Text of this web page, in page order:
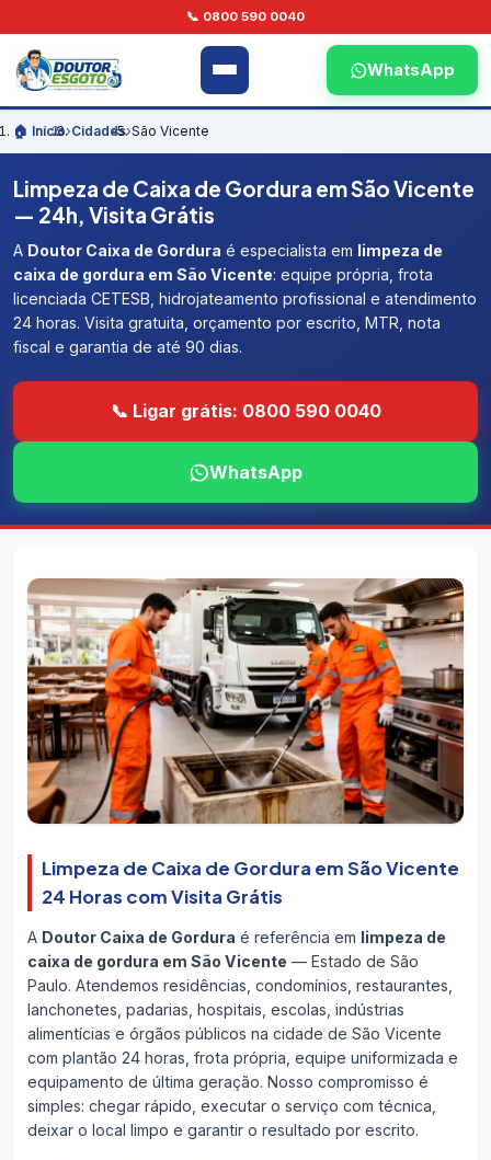
📞 0800 590 0040
WhatsApp
🏠 Início›Cidades›São Vicente
Limpeza de Caixa de Gordura em São Vicente
— 24h, Visita Grátis
A Doutor Caixa de Gordura é especialista em limpeza de
caixa de gordura em São Vicente: equipe própria, frota
licenciada CETESB, hidrojateamento profissional e atendimento
24 horas. Visita gratuita, orçamento por escrito, MTR, nota
fiscal e garantia de até 90 dias.
📞 Ligar grátis: 0800 590 0040
WhatsApp
Limpeza de Caixa de Gordura em São Vicente
24 Horas com Visita Grátis
A Doutor Caixa de Gordura é referência em limpeza de
caixa de gordura em São Vicente — Estado de São
Paulo. Atendemos residências, condomínios, restaurantes,
lanchonetes, padarias, hospitais, escolas, indústrias
alimentícias e órgãos públicos na cidade de São Vicente
com plantão 24 horas, frota própria, equipe uniformizada e
equipamento de última geração. Nosso compromisso é
simples: chegar rápido, executar o serviço com técnica,
deixar o local limpo e garantir o resultado por escrito.